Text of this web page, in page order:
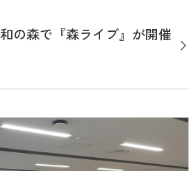
の森で『森ライブ』が開催